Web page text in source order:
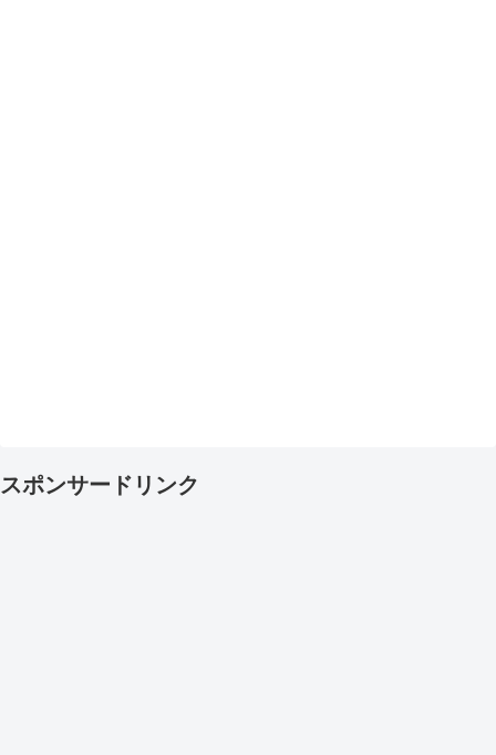
スポンサードリンク